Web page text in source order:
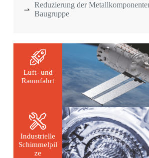
Reduzierung der
Baugruppe
Luft- und
Raumfahrt
Industrielle
Schimmelpil
ze